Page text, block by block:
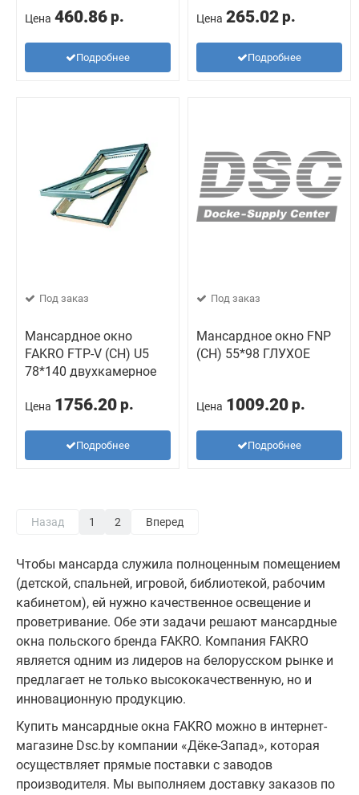
Цена 460.86 р.
Подробнее
Цена 265.02 р.
Подробнее
Под заказ
Мансардное окно
FAKRO FTP-V (CH) U5
78*140 двухкамерное
Цена 1756.20 р.
Подробнее
Под заказ
Мансардное окно FNP
(CH) 55*98 ГЛУХОЕ
Цена 1009.20 р.
Подробнее
Назад 1 2 Вперед
Чтобы мансарда служила полноценным помещением
(детской, спальней, игровой, библиотекой, рабочим
кабинетом), ей нужно качественное освещение и
проветривание. Обе эти задачи решают мансардные
окна польского бренда FAKRO. Компания FAKRO
является одним из лидеров на белорусском рынке и
предлагает не только высококачественную, но и
инновационную продукцию.
Купить мансардные окна FAKRO можно в интернет-
магазине Dsc.by компании «Дёке-Запад», которая
осуществляет прямые поставки с заводов
производителя. Мы выполняем доставку заказов по